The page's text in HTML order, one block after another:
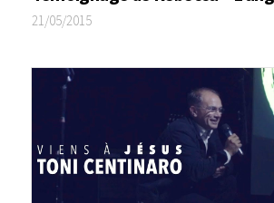
21/05/2015